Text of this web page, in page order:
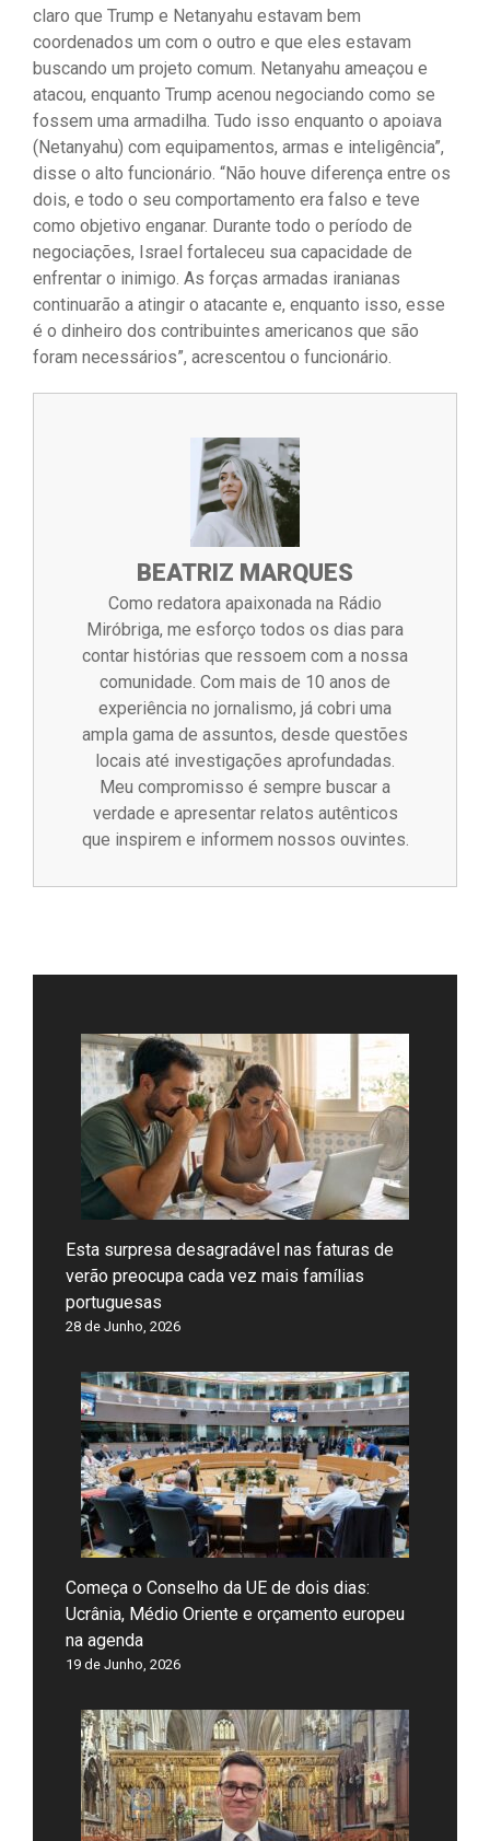
claro que Trump e Netanyahu estavam bem
coordenados um com o outro e que eles estavam
buscando um projeto comum. Netanyahu ameaçou e
atacou, enquanto Trump acenou negociando como se
fossem uma armadilha. Tudo isso enquanto o apoiava
(Netanyahu) com equipamentos, armas e inteligência”,
disse o alto funcionário. “Não houve diferença entre os
dois, e todo o seu comportamento era falso e teve
como objetivo enganar. Durante todo o período de
negociações, Israel fortaleceu sua capacidade de
enfrentar o inimigo. As forças armadas iranianas
continuarão a atingir o atacante e, enquanto isso, esse
é o dinheiro dos contribuintes americanos que são
foram necessários”, acrescentou o funcionário.
BEATRIZ MARQUES
Como redatora apaixonada na Rádio
Miróbriga, me esforço todos os dias para
contar histórias que ressoem com a nossa
comunidade. Com mais de 10 anos de
experiência no jornalismo, já cobri uma
ampla gama de assuntos, desde questões
locais até investigações aprofundadas.
Meu compromisso é sempre buscar a
verdade e apresentar relatos autênticos
que inspirem e informem nossos ouvintes.
Esta surpresa desagradável nas faturas de
verão preocupa cada vez mais famílias
portuguesas
28 de Junho, 2026
Começa o Conselho da UE de dois dias:
Ucrânia, Médio Oriente e orçamento europeu
na agenda
19 de Junho, 2026